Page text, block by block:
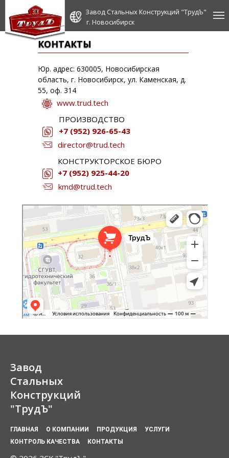
г. Новосибирск
Завод Стальных Конструкций "ТрудЪ"
КОНТАКТЫ
Металлоконструкции в Новосибирске
Конструкторское бюро в Новосибирске
Юр. адрес: 630005, Новосибирская
область, г. Новосибирск, ул. Каменская, д.
55, оф. 314
КОНТАКТЫ
КОНСТРУКТОРСКОЕ БЮРО
+7 (952) 925-44-20
ПРОИЗВОДСТВО
+7 (952) 926-65-43
www.trud.tech
director@trud.tech
kmd@trud.tech
Завод
Стальных
Конструкций
"ТрудЪ"
ГЛАВНАЯ О КОМПАНИИ ПРОДУКЦИЯ
УСЛУГИ
КОНТРОЛЬ КАЧЕСТВА
КОНТАКТЫ